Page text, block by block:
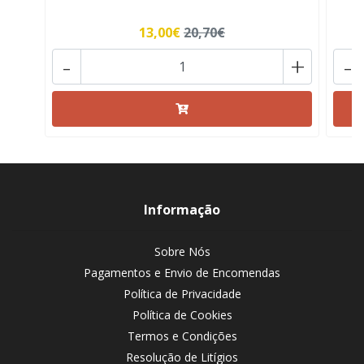
13,00€20,70€
+
- -
Informação
Sobre Nós
Pagamentos e Envio de Encomendas
Política de Privacidade
Política de Cookies
Termos e Condições
Resolução de Litígios